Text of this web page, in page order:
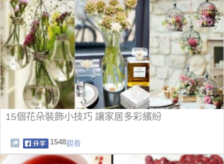
15個花朵裝飾小技巧 讓家居多彩繽紛
1548觀看